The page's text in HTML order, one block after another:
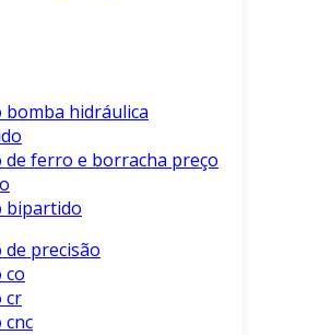
bomba hidráulica
de ferro e borracha preço
bipartido
precisão
co
cr
cnc